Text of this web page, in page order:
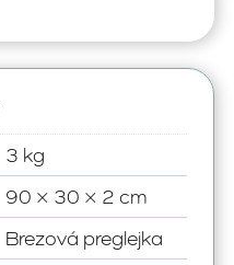
3 kg
90 × 30 × 2 cm
Brezová preglejka